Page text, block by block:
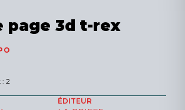
page 3d t-rex
: 2
ÉDITEUR